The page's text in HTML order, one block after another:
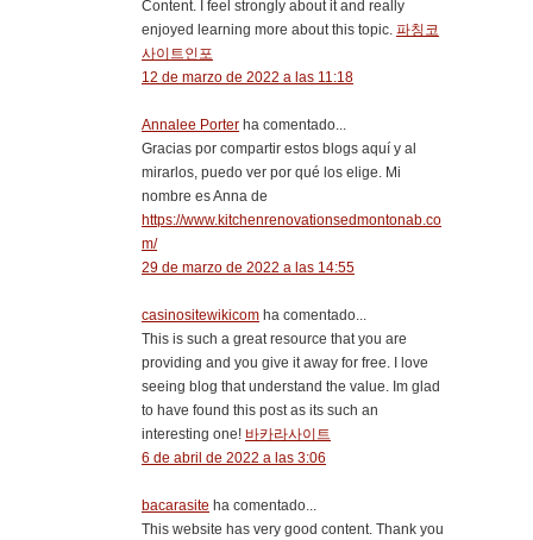
Content. I feel strongly about it and really
enjoyed learning more about this topic. 파칭코
사이트인포
12 de marzo de 2022 a las 11:18
Annalee Porter ha comentado...
Gracias por compartir estos blogs aquí y al
mirarlos, puedo ver por qué los elige. Mi
nombre es Anna de
https://www.kitchenrenovationsedmontonab.co
m/
29 de marzo de 2022 a las 14:55
casinositewikicom ha comentado...
This is such a great resource that you are
providing and you give it away for free. I love
seeing blog that understand the value. Im glad
to have found this post as its such an
interesting one! 바카라사이트
6 de abril de 2022 a las 3:06
bacarasite ha comentado...
This website has very good content. Thank you